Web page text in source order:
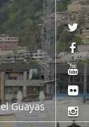
Guayas